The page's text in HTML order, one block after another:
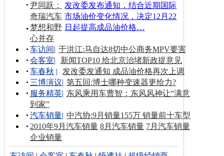
发改委发布通知，结合近期国际
市场油价变化情况，决定12月22
日起提高成品油价格…
尹同跃：
奇瑞汽车
梦想和野
心并存
车访间| 于洪江:马自达8切中公商务MPV要害
会客室|
新闻TOP10 给北京治堵新政提意见
车春秋 |
发改委发通知 成品油价格再次上调
三博演议| 第五回:博士哪种变速器更给力?
服务精英| 东风乘用车曹智：东风风神让“满意
到家”
汽车销量| 中汽协:9月销量155万 销量前十车型
2010年9月汽车销量 8月汽车销量 7月汽车销量
企业销量